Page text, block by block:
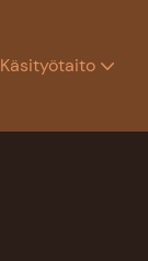
Käsityötaito